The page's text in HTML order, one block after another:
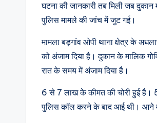
घटना की जानकारी तब मिली जब
पुलिस मामले की जांच में जुट गई।
मामला बड़गांव ओपी थाना क्षेत्र के
को अंजाम दिया है। दुकान के मालिक
रात के समय में अंजाम दिया है।
6 से 7 लाख के कीमत की चोरी हुई है।
पुलिस कॉल करने के बाद आई थी। आने में